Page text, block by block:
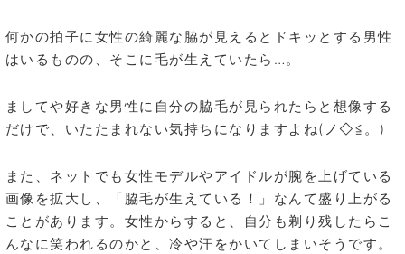
何かの拍子に女性の綺麗な脇が見えるとドキッとする男性
はいるものの、そこに毛が生えていたら…。
ましてや好きな男性に自分の脇毛が見られたらと想像する
だけで、いたたまれない気持ちになりますよね(ノ◇≦。)
また、ネットでも女性モデルやアイドルが腕を上げている
画像を拡大し、「脇毛が生えている！」なんて盛り上がる
ことがあります。女性からすると、自分も剃り残したらこ
んなに笑われるのかと、冷や汗をかいてしまいそうです。